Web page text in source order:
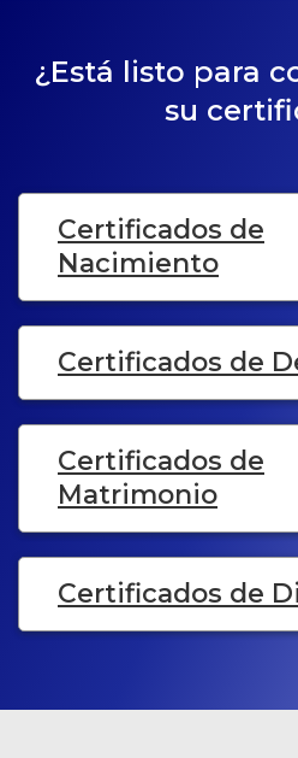
¿Está listo para
su
Certificados de
Nacimiento
Certificados de
Certificados de
Matrimonio
Certificados de